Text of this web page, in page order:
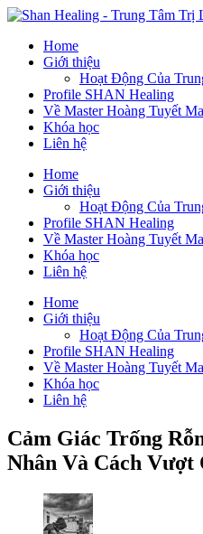
Home
Giới thiệu
Hoạt Động Của
Profile SHAN Healing
Về Master Hoàng Tuyết
Khóa học
Liên hệ
Home
Giới thiệu
Hoạt Động Của
Profile SHAN Healing
Về Master Hoàng Tuyết
Khóa học
Liên hệ
Home
Giới thiệu
Hoạt Động Của
Profile SHAN Healing
Về Master Hoàng Tuyết
Khóa học
Liên hệ
Cảm Giác Trống
Nhân Và Cách Vượt